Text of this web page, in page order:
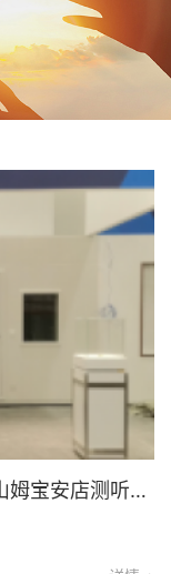
湖南健耳听力助听器有限公司深圳山姆宝安店测听室顺利交付使用